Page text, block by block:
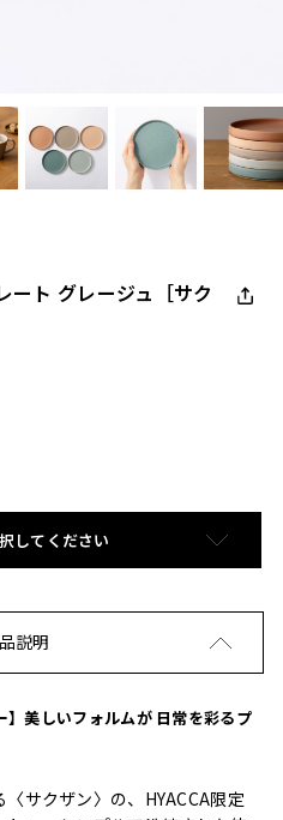
ート グレージュ［サク
してください
説明
】美しいフォルムが 日常を彩るプ
サクザン〉の、HYACCA限定